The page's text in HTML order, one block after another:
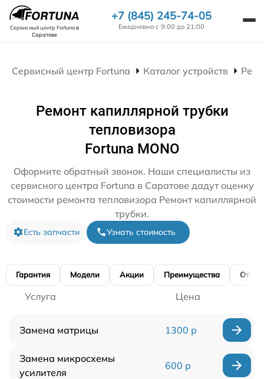
Сервисный центр Fortunaв
Саратове
+7 (845) 245-74-05
Ежедневно с 9:00 до 21:00
Сервисный центр Fortuna Каталог устройств
Ремонт капиллярной трубки
тепловизора
Fortuna MONO
Оформите обратный звонок. Наши специалисты из
сервисного центра Fortuna в Саратове дадут оценку
стоимости ремонта тепловизора Ремонт капиллярной
трубки.
Есть запчасти Узнать стоимость
Гарантия Модели Акции Преимущества
Услуга Цена
Замена матрицы 1300 р
Замена микросхемы
усилителя
600 р